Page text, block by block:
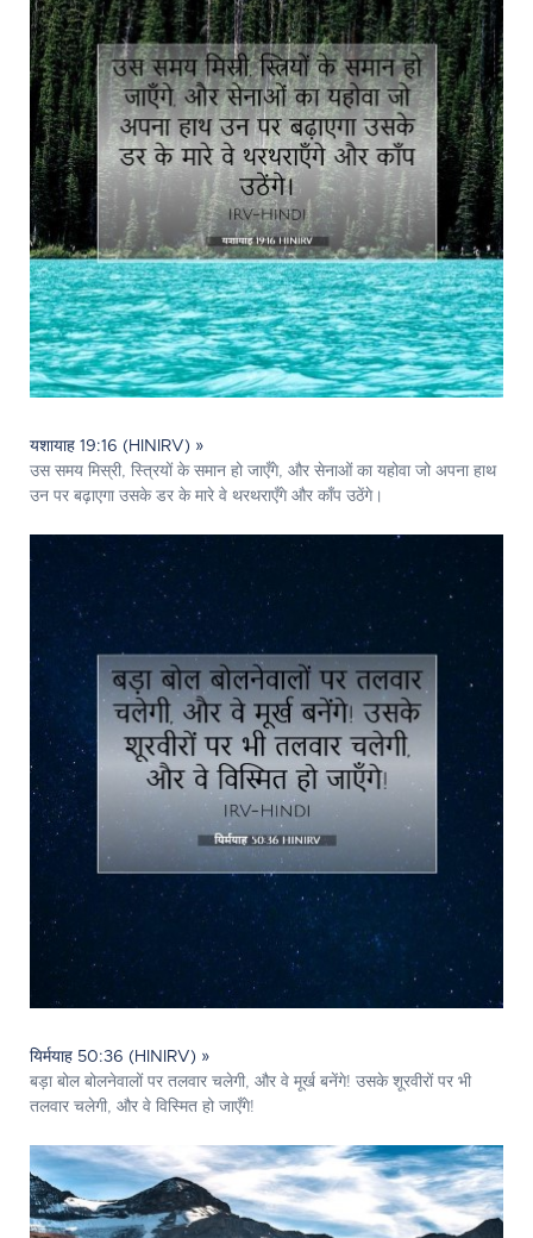
यशायाह 19:16 (HINIRV) »
उस समय मिस्री, स्त्रियों के समान हो जाएँगे, और सेनाओं का यहोवा जो अपना हाथ
उन पर बढ़ाएगा उसके डर के मारे वे थरथराएँगे और काँप उठेंगे।
यिर्मयाह 50:36 (HINIRV) »
बड़ा बोल बोलनेवालों पर तलवार चलेगी, और वे मूर्ख बनेंगे! उसके शूरवीरों पर भी
तलवार चलेगी, और वे विस्मित हो जाएँगे!